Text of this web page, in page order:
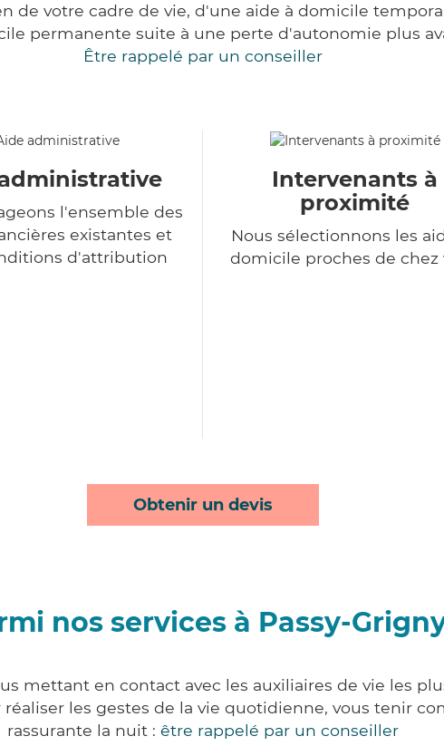
de votre cadre de vie, d'une aide à domicile
permanente suite à une perte d'autonomie plus
Être rappelé par un conseiller
l'ensemble des
existantes et
d'attribution
Intervenants à
proximité
Nous sélectionnons les
domicile proches de chez
Obtenir un devis
nos services à Passy-
mettant en contact avec les auxiliaires de vie les
les gestes de la vie quotidienne, vous tenir
rassurante la nuit : être rappelé par un conseiller